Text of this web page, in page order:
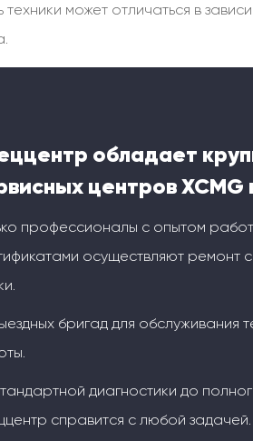
техники может отличаться в
обладает
центров XCMG
профессионалы с опытом
осуществляют ремонт
бригад для обслуживания
диагностики до
справится с любой задачей.